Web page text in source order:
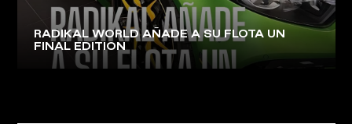
RADIKAL WORLD AÑADE A SU FLOTA UN
FINAL EDITION